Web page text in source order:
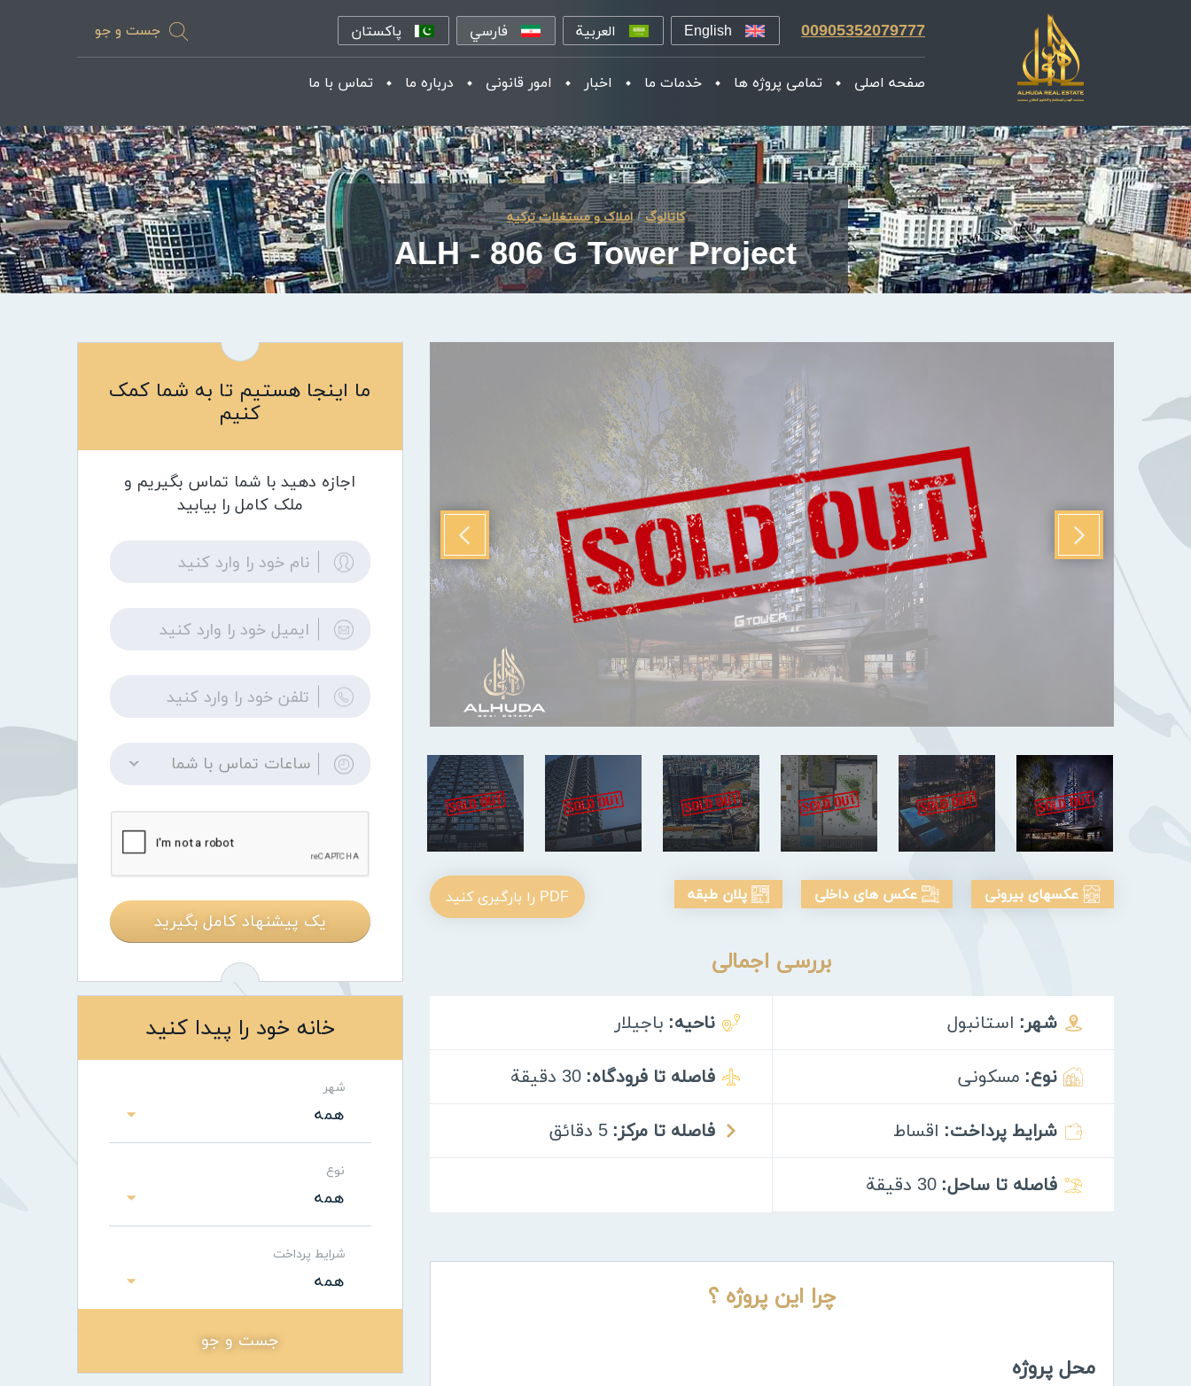
00905352079777
English العربية فارسي پاکستان جست و جو
صفحه اصلی تمامی پروژه ها خدمات ما اخبار امور قانونی درباره ما تماس با ما
کاتالوگ املاک و مستغلات ترکیه
ALH - 806 G Tower Project
عکسهای بیرونی عکس های داخلی پلان طبقه PDF را بارگیری کنید
بررسی اجمالی
شهر: استانبول ناحیه: باجیلار
نوع: مسکونی فاصله تا فرودگاه: 30 دقيقة
شرایط پرداخت: اقساط فاصله تا مرکز: 5 دقائق
فاصله تا ساحل: 30 دقيقة
چرا این پروژه ؟
محل پروژه
ما اینجا هستیم تا به شما کمک
کنیم
اجازه دهید با شما تماس بگیریم و
ملک کامل را بیابید
ساعات تماس با شما
یک پیشنهاد کامل بگیرید
خانه خود را پیدا کنید
شهر
همه
نوع
همه
شرایط پرداخت
همه
جست و جو